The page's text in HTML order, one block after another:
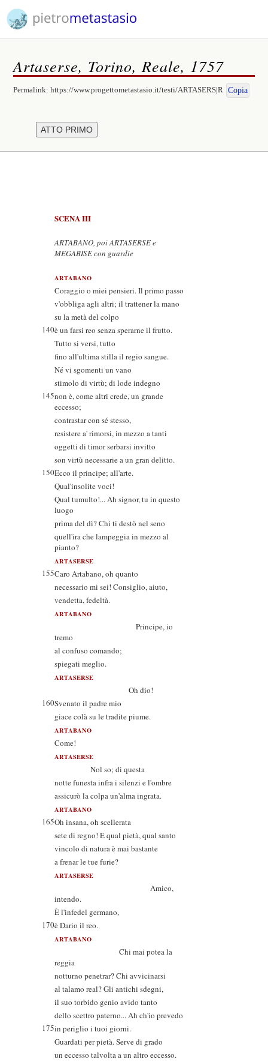
Artaserse, Torino, Reale, 1757
Permalink:https://www.progettometastasio.it/testi/ARTASERS|R Copia
SCENA III
ARTABANO, poi ARTASERSE e
MEGABISE con guardie
ARTABANO
Coraggio o miei pensieri. Il primo passo
v'obbliga agli altri; il trattener la mano
su la metà del colpo
140è un farsi reo senza sperarne il frutto.
Tutto si versi, tutto
fino all'ultima stilla il regio sangue.
Né vi sgomenti un vano
stimolo di virtù; di lode indegno
145non è, come altri crede, un grande
eccesso;
contrastar con sé stesso,
resistere a' rimorsi, in mezzo a tanti
oggetti di timor serbarsi invitto
son virtù necessarie a un gran delitto.
150Ecco il principe; all'arte.
Qual'insolite voci!
Qual tumulto!... Ah signor, tu in questo
luogo
prima del dì? Chi ti destò nel seno
quell'ira che lampeggia in mezzo al
pianto?
ARTASERSE
155Caro Artabano, oh quanto
necessario mi sei! Consiglio, aiuto,
vendetta, fedeltà.
ARTABANO
Principe, io
tremo
al confuso comando;
spiegati meglio.
ARTASERSE
Oh dio!
160Svenato il padre mio
giace colà su le tradite piume.
ARTABANO
Come!
ARTASERSE
Nol so; di questa
notte funesta infra i silenzi e l'ombre
assicurò la colpa un'alma ingrata.
ARTABANO
165Oh insana, oh scellerata
sete di regno! E qual pietà, qual santo
vincolo di natura è mai bastante
a frenar le tue furie?
ARTASERSE
Amico,
intendo.
È l'infedel germano,
170è Dario il reo.
ARTABANO
Chi mai potea la
reggia
notturno penetrar? Chi avvicinarsi
al talamo real? Gli antichi sdegni,
il suo torbido genio avido tanto
dello scettro paterno... Ah ch'io prevedo
175in periglio i tuoi giorni.
Guardati per pietà. Serve di grado
un eccesso talvolta a un altro eccesso.